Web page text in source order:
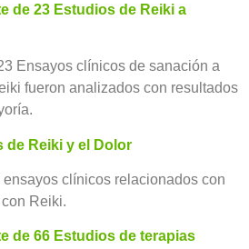
de 23 Estudios de Reiki a
Ensayos clínicos de sanación a
fueron analizados con resultados
de Reiki y el Dolor
ensayos clínicos relacionados con
Reiki.
de 66 Estudios de terapias